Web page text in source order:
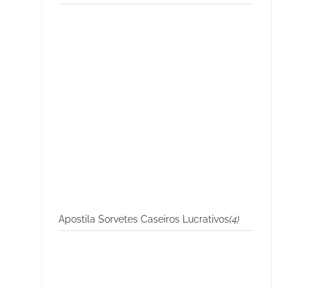
Apostila Sorvetes Caseiros Lucrativos(4)